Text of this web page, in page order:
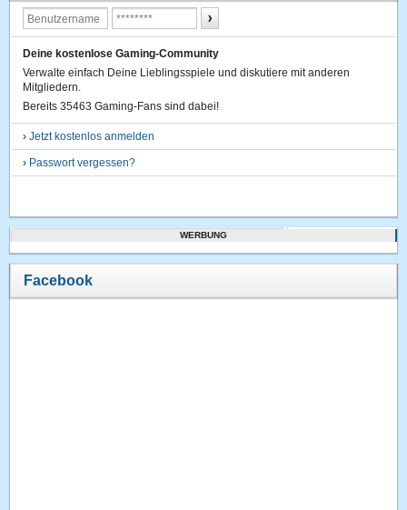
Deine kostenlose Gaming-Community
Verwalte einfach Deine Lieblingsspiele und diskutiere mit anderen
Mitgliedern.
Bereits 35463 Gaming-Fans sind dabei!
›Jetzt kostenlos anmelden
› Passwort vergessen?
WERBUNG
Facebook